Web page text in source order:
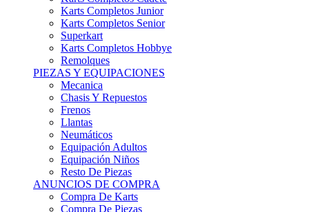
Karts Completos Senior
Superkart
Karts Completos Hobbye
Remolques
PIEZAS Y EQUIPACIONES
Mecanica
Chasis Y Repuestos
Frenos
Llantas
Neumáticos
Equipación Adultos
Equipación Niños
Resto De Piezas
ANUNCIOS DE COMPRA
Compra De Karts
Compra De Piezas
BARQUETAS, FÓRMULAS Y CM